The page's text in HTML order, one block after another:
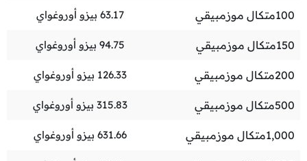
100متكال موزمبيقي 63.17 بيزو أوروغواي
150متكال موزمبيقي 94.75 بيزو أوروغواي
200متكال موزمبيقي 126.33 بيزو أوروغواي
500متكال موزمبيقي 315.83 بيزو أوروغواي
1,000متكال موزمبيقي 631.66 بيزو أوروغواي